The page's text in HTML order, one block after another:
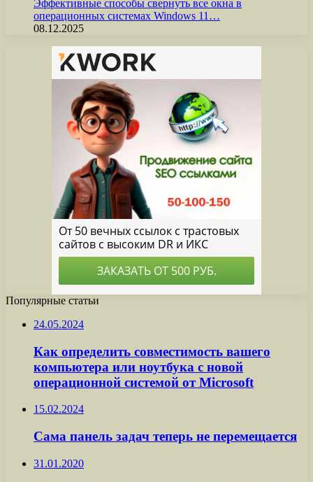
Эффективные способы свернуть все окна в
операционных системах Windows 11…
08.12.2025
Популярные статьи
24.05.2024
Как определить совместимость вашего
компьютера или ноутбука с новой
операционной системой от Microsoft
15.02.2024
Сама панель задач теперь не перемещается
31.01.2020